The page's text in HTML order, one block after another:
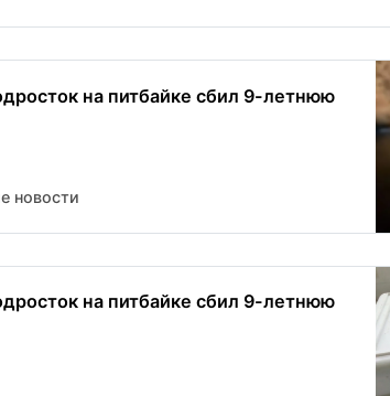
на питбайке сбил 9-летнюю
новости
на питбайке сбил 9-летнюю